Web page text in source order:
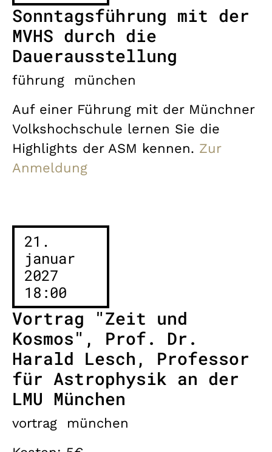
Sonntagsführung mit der
MVHS durch die
Dauerausstellung
führung
münchen
Auf einer Führung mit der Münchner
Volkshochschule lernen Sie die
Highlights der ASM kennen. Zur
Anmeldung
21.
januar
2027
18:00
Vortrag "Zeit und
Kosmos", Prof. Dr.
Harald Lesch, Professor
für Astrophysik an der
LMU München
vortrag
münchen